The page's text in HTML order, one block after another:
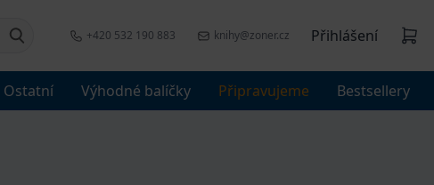
+420 532 190 883 knihy@zoner.cz Přihlášení
Ostatní Výhodné balíčky Připravujeme Bestsellery